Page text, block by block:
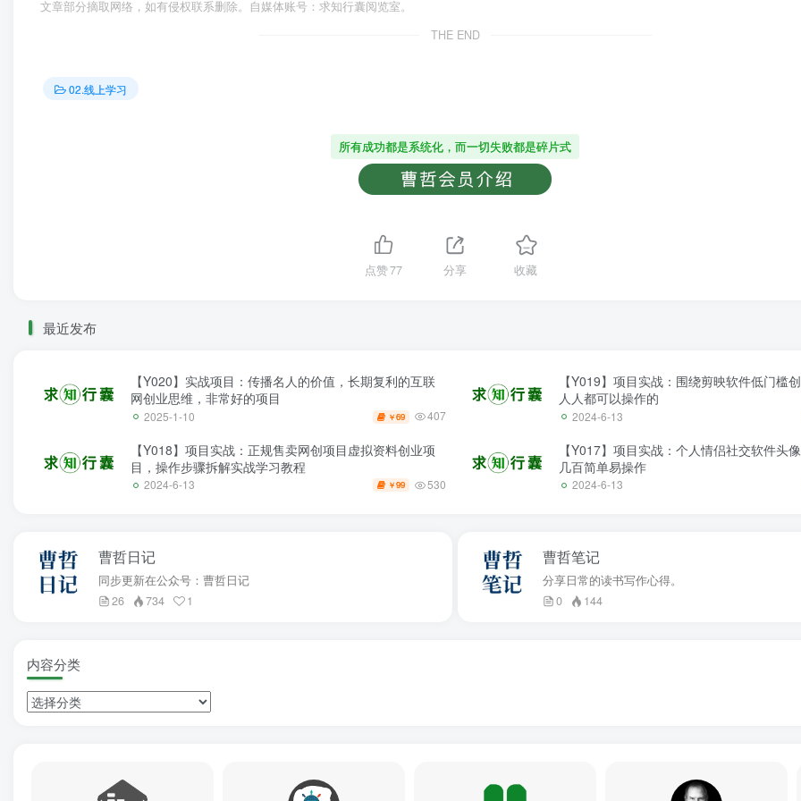
文章部分摘取网络，如有侵权联系删除。自媒体账号：求知行囊阅览室。
THE END
02.线上学习
所有成功都是系统化，而一切失败都是碎片式
点赞77 分享 收藏
最近发布
【Y020】实战项目：传播名人的价值，长期复利的互联
网创业思维，非常好的项目
2025-1-10 ￥69 407
【Y019】项目实战：围绕剪映软件低门槛
人人都可以操作的
2024-6-13
【Y018】项目实战：正规售卖网创项目虚拟资料创业项
目，操作步骤拆解实战学习教程
2024-6-13 ￥99 530
【Y017】项目实战：个人情侣社交软件头
几百简单易操作
2024-6-13
曹哲日记
同步更新在公众号：曹哲日记
26
734 1
曹哲笔记
分享日常的读书写作心得。
0
144
内容分类